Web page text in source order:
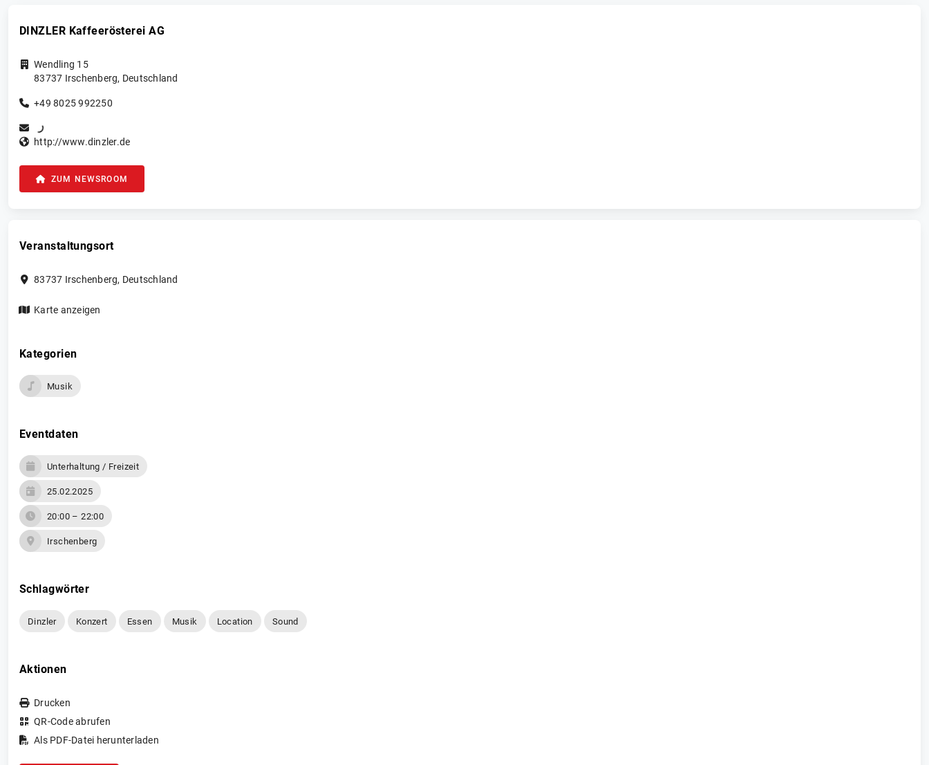
DINZLER Kaffeerösterei AG
Wendling 15
83737 Irschenberg, Deutschland
+49 8025 992250
http://www.dinzler.de
ZUM NEWSROOM
Veranstaltungsort
83737 Irschenberg, Deutschland
Karte anzeigen
Kategorien
Musik
Eventdaten
Unterhaltung / Freizeit
25.02.2025
20:00 – 22:00
Irschenberg
Schlagwörter
Dinzler Konzert Essen Musik Location Sound
Aktionen
Drucken
QR-Code abrufen
Als PDF-Datei herunterladen